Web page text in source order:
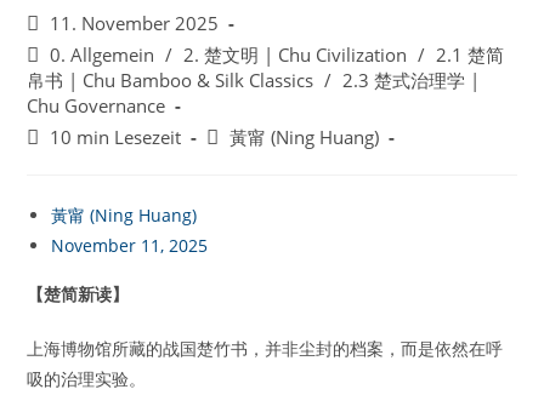
Beitrag
veröffentlicht:
11. November 2025
Beitrags-
Kategorie:
0. Allgemein / 2. 楚文明 | Chu Civilization / 2.1 楚简
帛书 | Chu Bamboo & Silk Classics / 2.3 楚式治理学 |
Chu Governance
Lesedauer:
10 min Lesezeit
Beitrags-
黃甯 (Ning Huang)
黃甯 (Ning Huang)
November 11, 2025
【楚简新读】
上海博物馆所藏的战国楚竹书，并非尘封的档案，而是依然在呼
吸的治理实验。